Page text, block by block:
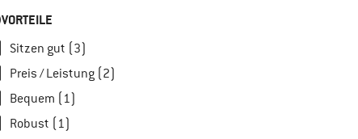
VORTEILE
Sitzen gut (3)
Preis / Leistung (2)
Bequem (1)
Robust (1)